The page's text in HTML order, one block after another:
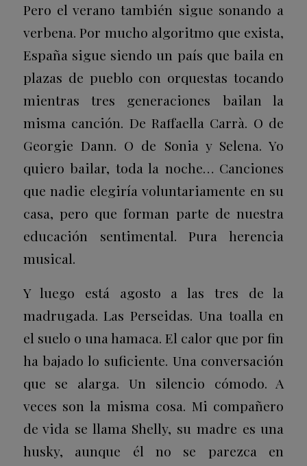
Pero el verano también sigue sonando a
verbena. Por mucho algoritmo que exista,
España sigue siendo un país que baila en
plazas de pueblo con orquestas tocando
mientras tres generaciones bailan la
misma canción. De Raffaella Carrà. O de
Georgie Dann. O de Sonia y Selena. Yo
quiero bailar, toda la noche… Canciones
que nadie elegiría voluntariamente en su
casa, pero que forman parte de nuestra
educación sentimental. Pura herencia
musical.
Y luego está agosto a las tres de la
madrugada. Las Perseidas. Una toalla en
el suelo o una hamaca. El calor que por fin
ha bajado lo suficiente. Una conversación
que se alarga. Un silencio cómodo. A
veces son la misma cosa. Mi compañero
de vida se llama Shelly, su madre es una
husky, aunque él no se parezca en